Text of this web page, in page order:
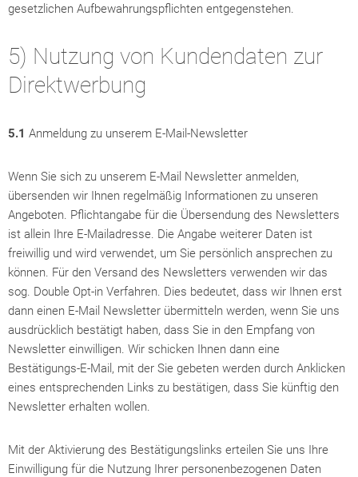
gesetzlichen Aufbewahrungspflichten entgegenstehen.
5) Nutzung von Kundendaten zur
Direktwerbung
5.1 Anmeldung zu unserem E-Mail-Newsletter
Wenn Sie sich zu unserem E-Mail Newsletter anmelden,
übersenden wir Ihnen regelmäßig Informationen zu unseren
Angeboten. Pflichtangabe für die Übersendung des Newsletters
ist allein Ihre E-Mailadresse. Die Angabe weiterer Daten ist
freiwillig und wird verwendet, um Sie persönlich ansprechen zu
können. Für den Versand des Newsletters verwenden wir das
sog. Double Opt-in Verfahren. Dies bedeutet, dass wir Ihnen erst
dann einen E-Mail Newsletter übermitteln werden, wenn Sie uns
ausdrücklich bestätigt haben, dass Sie in den Empfang von
Newsletter einwilligen. Wir schicken Ihnen dann eine
Bestätigungs-E-Mail, mit der Sie gebeten werden durch Anklicken
eines entsprechenden Links zu bestätigen, dass Sie künftig den
Newsletter erhalten wollen.
Mit der Aktivierung des Bestätigungslinks erteilen Sie uns Ihre
Einwilligung für die Nutzung Ihrer personenbezogenen Daten